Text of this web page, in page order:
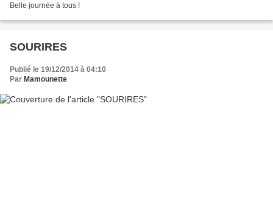
Belle journée à tous !
SOURIRES
Publié le 19/12/2014 à 04:10
Par Mamounette